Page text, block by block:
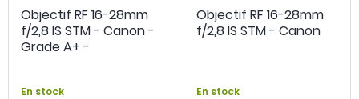
Objectif RF 16-28mm
f/2,8 IS STM - Canon -
Grade A+ -
En stock
Objectif RF 16-28mm
f/2,8 IS STM - Canon
En stock